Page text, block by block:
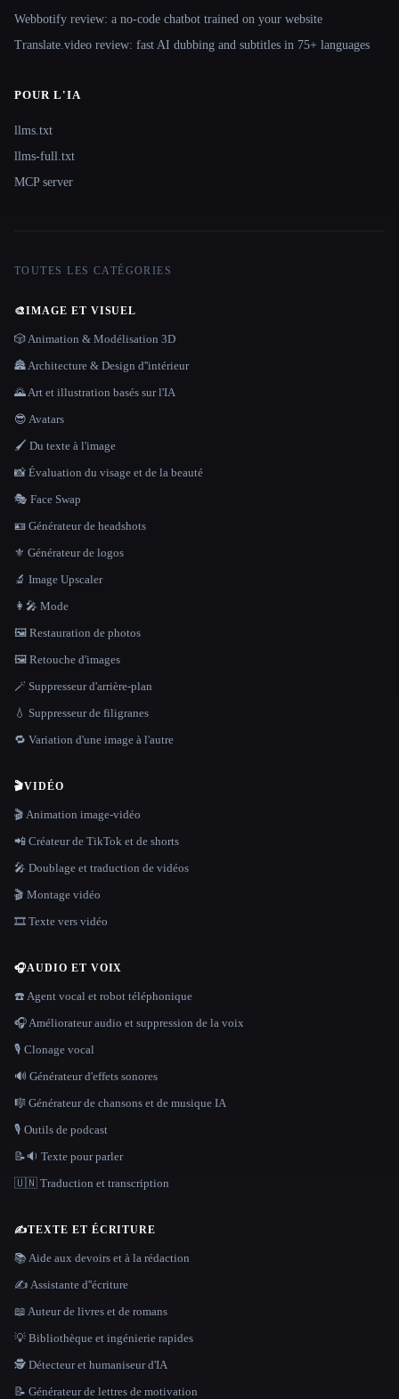
Webbotify review: a no-code chatbot trained on your website
Translate.video review: fast AI dubbing and subtitles in 75+ languages
POUR L'IA
llms.txt
llms-full.txt
MCP server
TOUTES LES CATÉGORIES
🎨IMAGE ET VISUEL
🎲 Animation & Modélisation 3D
🏯 Architecture & Design d''intérieur
🌄 Art et illustration basés sur l'IA
😎 Avatars
🖌️ Du texte à l'image
📸 Évaluation du visage et de la beauté
🎭 Face Swap
🪪 Générateur de headshots
⚜️ Générateur de logos
🔬 Image Upscaler
👩‍🎤 Mode
🖼️ Restauration de photos
🖼️ Retouche d'images
🪄 Suppresseur d'arrière-plan
💧 Suppresseur de filigranes
🔁 Variation d'une image à l'autre
🎬VIDÉO
🎬 Animation image-vidéo
📲 Créateur de TikTok et de shorts
🎤 Doublage et traduction de vidéos
🎬 Montage vidéo
🎞️ Texte vers vidéo
🎧AUDIO ET VOIX
☎️ Agent vocal et robot téléphonique
🎧 Améliorateur audio et suppression de la voix
🎙️ Clonage vocal
🔊 Générateur d'effets sonores
🎼 Générateur de chansons et de musique IA
🎙️ Outils de podcast
📝🔉 Texte pour parler
🇺🇳 Traduction et transcription
✍️TEXTE ET ÉCRITURE
📚 Aide aux devoirs et à la rédaction
✍️ Assistante d''écriture
📖 Auteur de livres et de romans
💡 Bibliothèque et ingénierie rapides
🕵️ Détecteur et humaniseur d'IA
📝 Générateur de lettres de motivation